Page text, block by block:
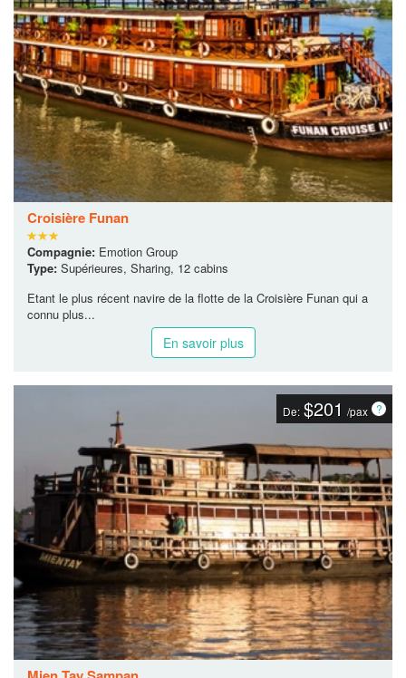
En savoir plus
De: $299 /pax
Type:Supérieures, Sharing, 12 cabins
Etant le plus récent navire de la flotte de la Croisière Funan qui a
En savoir plus
De: $201 /pax